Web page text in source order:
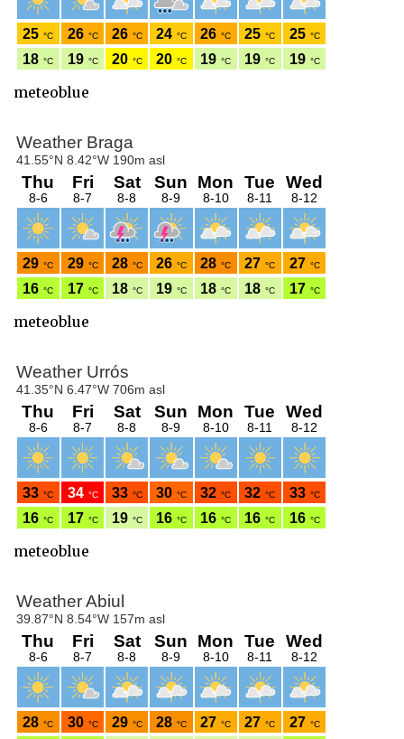
meteoblue
meteoblue
meteoblue